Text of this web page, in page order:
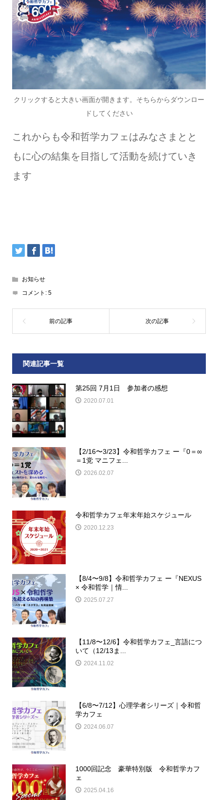
クリックすると大きい画面が開きます。そちらからダウンロー
ドしてください
これからも令和哲学カフェはみなさまとと
もに心の結集を目指して活動を続けていき
ます
お知らせ
コメント: 5
関連記事一覧
第25回 7月1日 参加者の感想
2020.07.01
【2/16〜3/23】令和哲学カフェ ー『0＝∞
＝1党 マニフェ...
2026.02.07
令和哲学カフェ年末年始スケジュール
2020.12.23
【8/4〜9/8】令和哲学カフェ ー『NEXUS
× 令和哲学｜情...
2025.07.27
【11/8〜12/6】令和哲学カフェ_言語につ
いて（12/13ま...
2024.11.02
【6/8〜7/12】心理学者シリーズ｜令和哲
学カフェ
2024.06.07
1000回記念 豪華特別版 令和哲学カフ
ェ
2025.04.16